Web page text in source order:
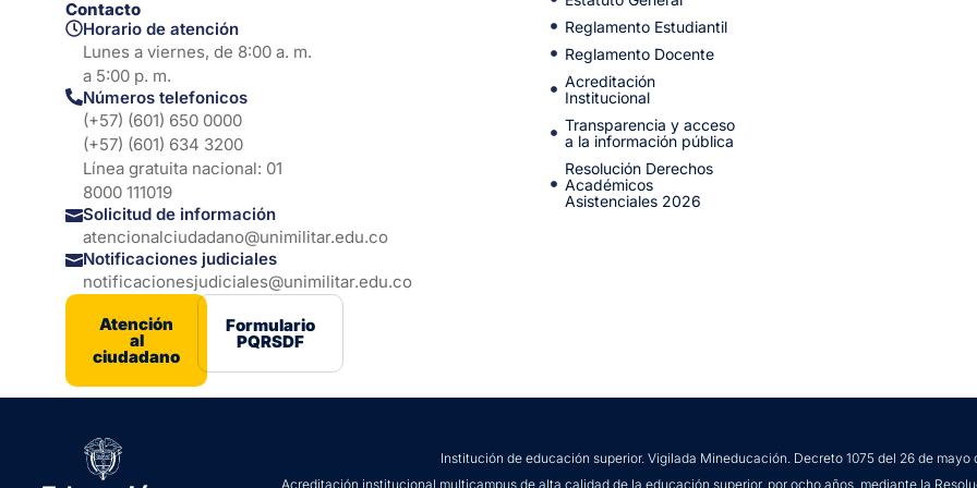
Contacto
Horario de atención
Lunes a viernes, de 8:00 a. m.
a 5:00 p. m.
Números telefonicos
(+57) (601) 650 0000
(+57) (601) 634 3200
Línea gratuita nacional: 01
8000 111019
Solicitud de información
atencionalciudadano@unimilitar.edu.co
Notificaciones judiciales
notificacionesjudiciales@unimilitar.edu.co
Atención
al
ciudadano
Formulario
PQRSDF
Reglamento Estudiantil
Reglamento Docente
Acreditación
Institucional
Transparencia y acceso
a la información pública
Resolución Derechos
Académicos
Asistenciales 2026
Institución de educación superior. Vigilada Mineducación. Decreto 1075 del 26 de mayo
Acreditación institucional multicampus de alta calidad de la educación superior, por ocho años, mediante la